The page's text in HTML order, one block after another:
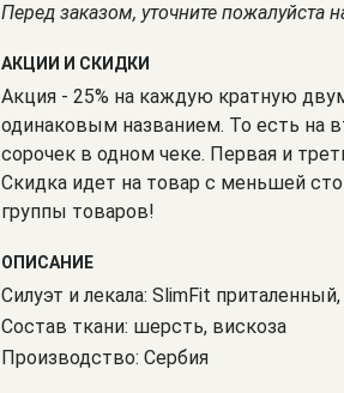
Перед заказом, уточните пожалуйста
АКЦИИ И СКИДКИ
Акция - 25% на каждую кратную
одинаковым названием. То есть на
сорочек в одном чеке. Первая и
Скидка идет на товар с меньшей
группы товаров!
ОПИСАНИЕ
Силуэт и лекала: SlimFit
Состав ткани: шерсть, вискоза
Производство: Сербия